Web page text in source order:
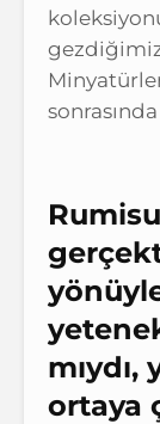
mıydı,
ortaya